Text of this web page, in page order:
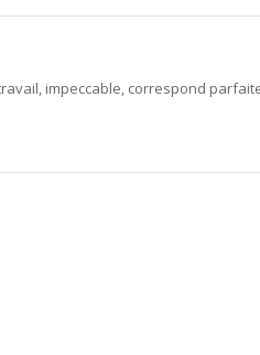
impeccable, correspond